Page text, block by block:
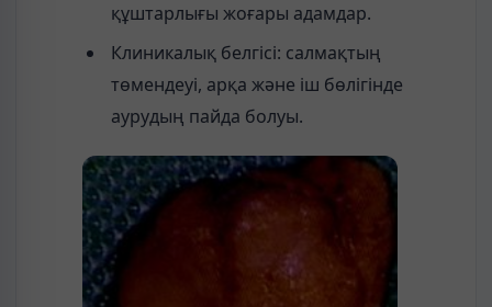
құштарлығы жоғары адамдар.
Клиникалық белгісі: салмақтың
төмендеуі, арқа және іш бөлігінде
аурудың пайда болуы.